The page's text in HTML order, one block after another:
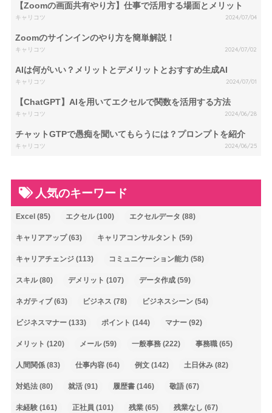
【Zoomの画面共有やり方】仕事で活用する場面とメリット
キャリコツ 2024/07/04
Zoomのサインインのやり方を簡単解説！
キャリコツ 2024/07/02
AIは何がいい？メリットとデメリットとおすすめ生成AI
キャリコツ 2024/07/01
【ChatGPT】AIを用いてエクセルで関数を活用する方法
キャリコツ 2024/06/28
チャットGTPで愚痴を聞いてもらうには？プロンプトを紹介
キャリコツ 2024/06/25
人気のキーワード
Excel (85) エクセル(100) エクセルデータ (88)
キャリアアップ(63) キャリアコンサルタント (59)
キャリアチェンジ(113) コミュニケーション能力 (58)
スキル(80) デメリット (107) データ作成(59)
ネガティブ(63) ビジネス (78) ビジネスシーン(54)
ビジネスマナー(133) ポイント (144) マナー(92)
メリット (120) メール(59) 一般事務(222) 事務職(65)
人間関係(83) 仕事内容(64) 例文(142) 土日休み(82)
対処法(80) 就活(91) 履歴書(146) 敬語(67)
未経験(161) 正社員 (101) 残業(65) 残業なし (67)